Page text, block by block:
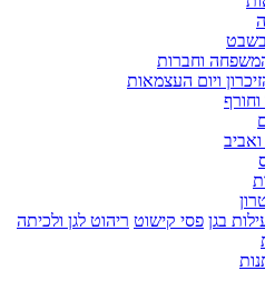
וחברות
ויום העצמאות
וחורף
בגן פסי קישוט ריהוט לגן ולכיתה